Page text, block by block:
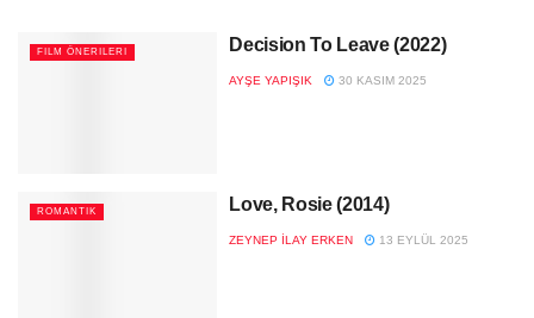
FILM ÖNERILERI Decision To Leave (2022)
AYŞE YAPIŞIK 30 KASIM 2025
ROMANTIK Love, Rosie (2014)
ZEYNEP İLAY ERKEN 13 EYLÜL 2025